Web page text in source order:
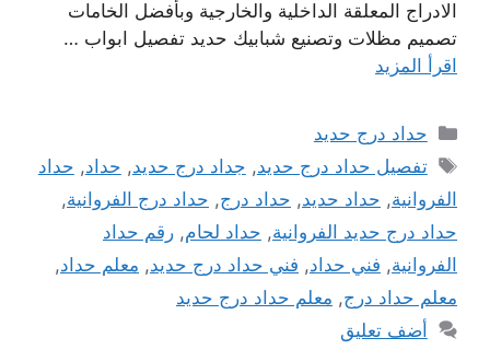
الادراج المعلقة الداخلية والخارجية وبأفضل الخامات
تصميم مظلات وتصنيع شبابيك حديد تفصيل ابواب …
اقرأ المزيد
التصنيفات
حداد درج حديد
الوسوم
تفصيل حداد درج حديد, جداد درج حديد, حداد, حداد
الفروانية, حداد حديد, حداد درج, حداد درج الفروانية,
حداد درج حديد الفروانية, حداد لحام, رقم حداد
الفروانية, فني حداد, فني حداد درج حديد, معلم حداد,
معلم حداد درج, معلم حداد درج حديد
أضف تعليق